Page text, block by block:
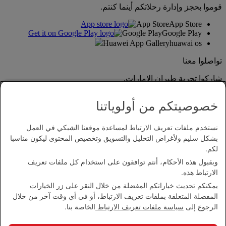
قوموا بحجز وإدارة رحلاتكم أينما كنتم.
App StoreApp Store
Google PlayGoogle Play
Huawei App Galleryhuawai os
تواصلوا معنا
شاركوا تجربة طيران الإمارات.
بيان إمكانية الدخول
اتصل بنا
سياسة الخصوصية
الشروط والأحكام
سياسة ملفات تعريف الارتباط
خصوصيتكم من أولوياتنا
نستخدم ملفات تعريف الارتباط لمساعدة موقعنا الشبكي في العمل
بشكل سليم ولأغراض التحليل والتسويق وتخصيص المحتوى ليكون مناسبا
لكم.
وبقبول هذه الأحكام، أنتم توافقون على استخدام كل ملفات تعريف
الارتباط هذه.
يمكنكم تحديث خياراتكم المفضلة من خلال النقر على زر الخيارات
المفضلة المتعلقة بملفات تعريف الارتباط، أو في أي وقت آخر من خلال
الرجوع إلى سياسة ملفات تعريف الارتباط الخاصة بنا.